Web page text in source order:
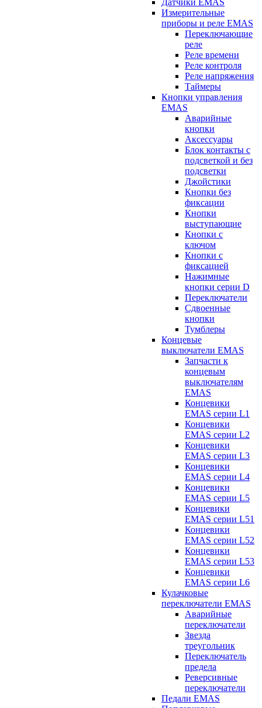
Измерительные
приборы и реле EMAS
Переключающие
реле
Реле времени
Реле контроля
Реле напряжения
Таймеры
Кнопки управления
EMAS
Аварийные
кнопки
Аксессуары
Блок контакты с
подсветкой и без
подсветки
Джойстики
Кнопки без
фиксации
Кнопки
выступающие
Кнопки с
ключом
Кнопки с
фиксацией
Нажимные
кнопки серии D
Переключатели
Сдвоенные
кнопки
Тумблеры
Концевые
выключатели EMAS
Запчасти к
концевым
выключателям
EMAS
Концевики
EMAS серии L1
Концевики
EMAS серии L2
Концевики
EMAS серии L3
Концевики
EMAS серии L4
Концевики
EMAS серии L5
Концевики
EMAS серии L51
Концевики
EMAS серии L52
Концевики
EMAS серии L53
Концевики
EMAS серии L6
Кулачковые
переключатели EMAS
Аварийные
переключатели
Звезда
треугольник
Переключатель
предела
Реверсивные
переключатели
Педали EMAS